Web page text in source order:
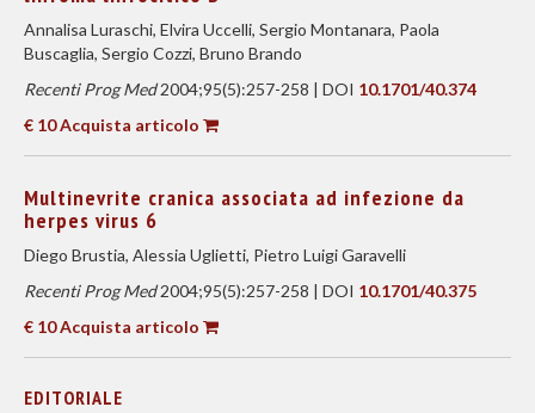
Annalisa Luraschi, Elvira Uccelli, Sergio Montanara, Paola
Buscaglia, Sergio Cozzi, Bruno Brando
Recenti Prog Med2004;95(5):257-258 | DOI 10.1701/40.374
€ 10 Acquista articolo
Multinevrite cranica associata ad infezione da
herpes virus 6
Diego Brustia, Alessia Uglietti, Pietro Luigi Garavelli
Recenti Prog Med2004;95(5):257-258 | DOI 10.1701/40.375
€ 10 Acquista articolo
EDITORIALE